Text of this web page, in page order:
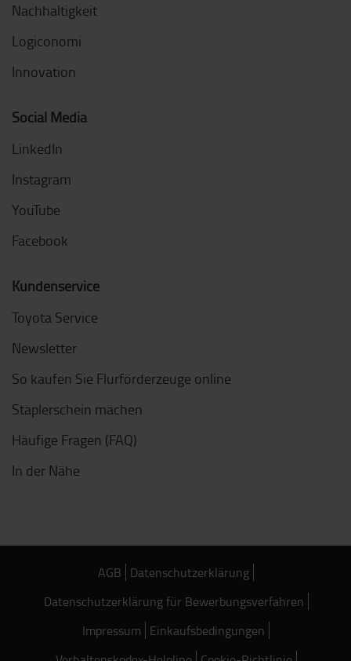
Nachhaltigkeit
Logiconomi
Innovation
Social Media
LinkedIn
Instagram
YouTube
Facebook
Kundenservice
Toyota Service
Newsletter
So kaufen Sie Flurförderzeuge online
Staplerschein machen
Häufige Fragen (FAQ)
In der Nähe
AGB Datenschutzerklärung
Datenschutzerklärung für Bewerbungsverfahren
Impressum Einkaufsbedingungen